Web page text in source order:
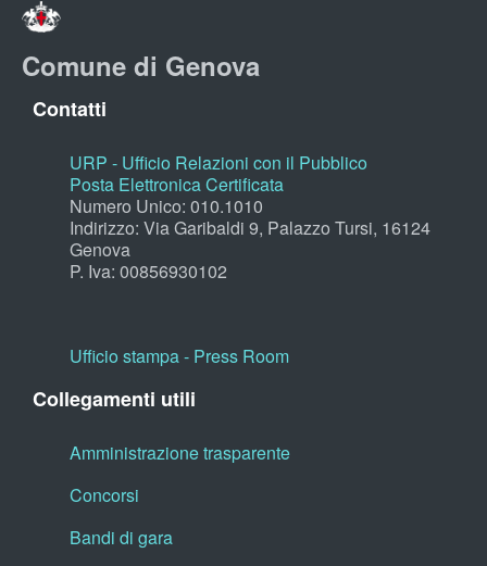
Comune di Genova
Contatti
URP - Ufficio Relazioni con il Pubblico
Posta Elettronica Certificata
Numero Unico: 010.1010
Indirizzo: Via Garibaldi 9, Palazzo Tursi, 16124
Genova
P. Iva: 00856930102
Ufficio stampa - Press Room
Collegamenti utili
Amministrazione trasparente
Concorsi
Bandi di gara